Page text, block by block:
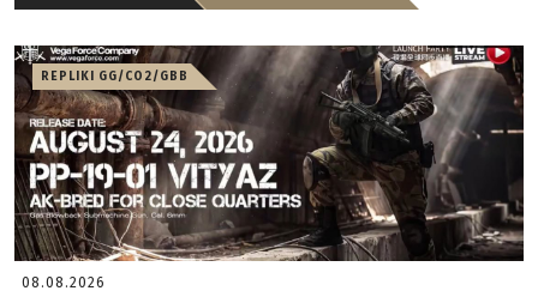
REPLIKI GG/CO2/GBB
08.08.2026